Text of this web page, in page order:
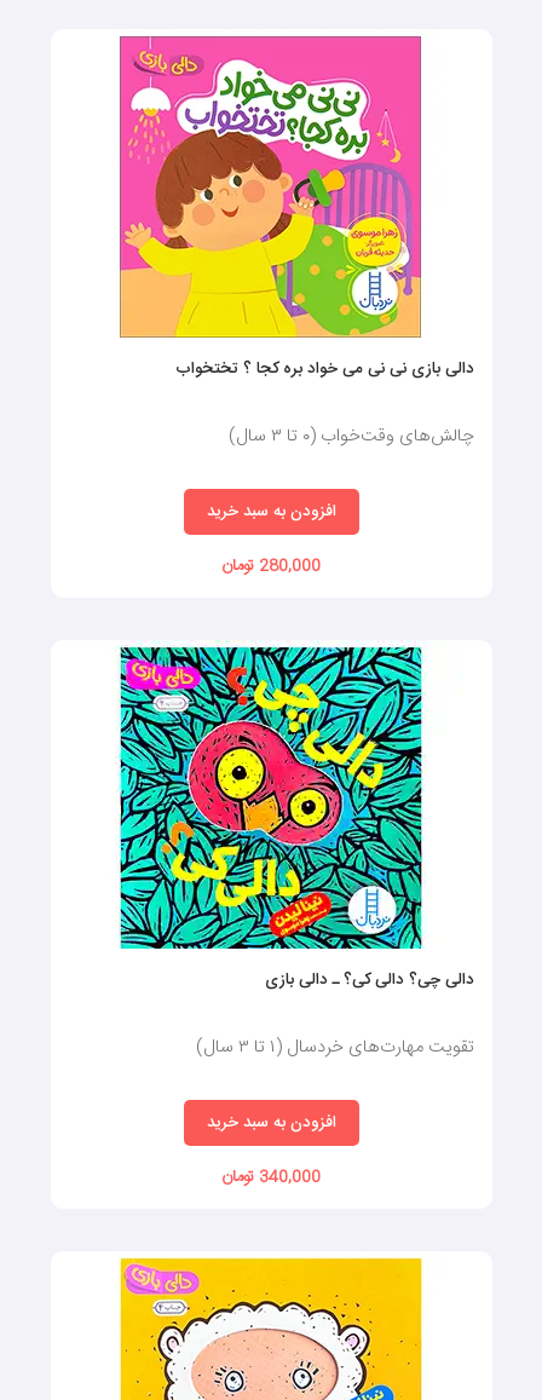
دالی بازی نی نی می خواد بره کجا ؟ تختخواب
چالش‌های وقت‌خواب (٠ تا ٣ سال)
افزودن به سبد خرید
280,000 تومان
دالی چی؟ دالی کی؟ ـ دالی بازی
تقویت مهارت‌های خردسال (۱ تا ۳ سال)
افزودن به سبد خرید
340,000 تومان